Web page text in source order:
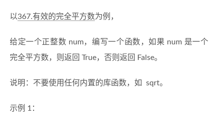
以367.有效的完全平方数为例，
给定一个正整数 num，编写一个函数，如果 num 是一个
完全平方数，则返回 True，否则返回 False。
说明：不要使用任何内置的库函数，如 sqrt。
示例 1：